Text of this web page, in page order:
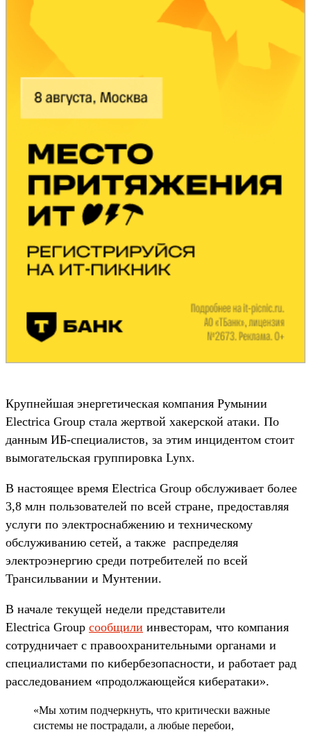
Крупнейшая энергетическая компания Румынии
Electrica Group стала жертвой хакерской атаки. По
данным ИБ-специалистов, за этим инцидентом стоит
вымогательская группировка Lynx.
В настоящее время Electrica Group обслуживает более
3,8 млн пользователей по всей стране, предоставляя
услуги по электроснабжению и техническому
обслуживанию сетей, а также распределяя
электроэнергию среди потребителей по всей
Трансильвании и Мунтении.
В начале текущей недели представители
Electrica Group сообщили инвесторам, что компания
сотрудничает с правоохранительными органами и
специалистами по кибербезопасности, и работает рад
расследованием «продолжающейся кибератаки».
«Мы хотим подчеркнуть, что критически важные
системы не пострадали, а любые перебои,